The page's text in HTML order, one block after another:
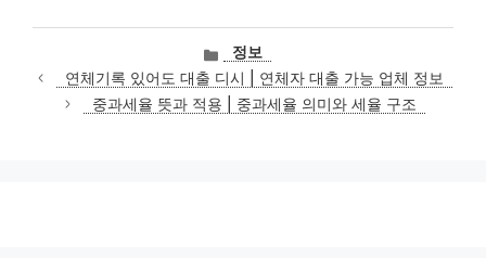
카
테
고
리
정보
연체기록 있어도 대출 디시 | 연체자 대출 가능 업체 정보
중과세율 뜻과 적용 | 중과세율 의미와 세율 구조